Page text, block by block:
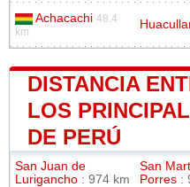
Achacachi 48.4
km
DISTANCIA
LOS
DE PERÚ
San Juan de
Lurigancho : 974 km
San
Porres :